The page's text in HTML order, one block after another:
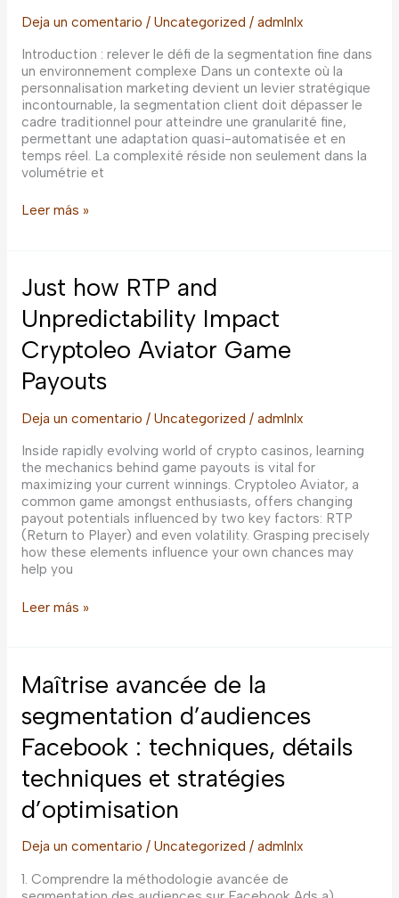
Deja un comentario / Uncategorized / admlnlx
Introduction : relever le défi de la segmentation fine dans
un environnement complexe Dans un contexte où la
personnalisation marketing devient un levier stratégique
incontournable, la segmentation client doit dépasser le
cadre traditionnel pour atteindre une granularité fine,
permettant une adaptation quasi-automatisée et en
temps réel. La complexité réside non seulement dans la
volumétrie et
Optimisation
segmentation
client
techniques,
processus
et
applications
une
personnalisation
marketing
de
niveau
expert
Leer más »
Just how RTP and
Unpredictability Impact
Cryptoleo Aviator Game
Payouts
Deja un comentario / Uncategorized / admlnlx
Inside rapidly evolving world of crypto casinos, learning
the mechanics behind game payouts is vital for
maximizing your current winnings. Cryptoleo Aviator, a
common game amongst enthusiasts, offers changing
payout potentials influenced by two key factors: RTP
(Return to Player) and even volatility. Grasping precisely
how these elements influence your own chances may
help you
Just
Unpredictability
Impact
Aviator
Game
Payouts
Leer más »
Maîtrise avancée de la
segmentation d’audiences
Facebook : techniques, détails
techniques et stratégies
d’optimisation
Deja un comentario / Uncategorized / admlnlx
1. Comprendre la méthodologie avancée de